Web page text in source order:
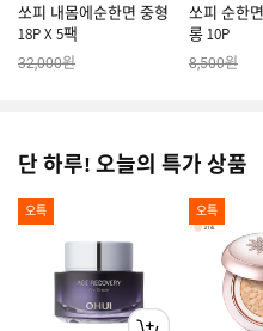
쏘피 내몸에순한면 중형
18P X 5팩
32,000원
쏘피 순한
롱 10P
8,500원
단 하루! 오늘의 특가 상품
오특 오특